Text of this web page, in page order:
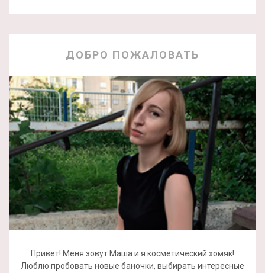
ДОБРО ПОЖАЛОВАТЬ
Привет! Меня зовут Маша и я косметический хомяк!
Люблю пробовать новые баночки, выбирать интересные